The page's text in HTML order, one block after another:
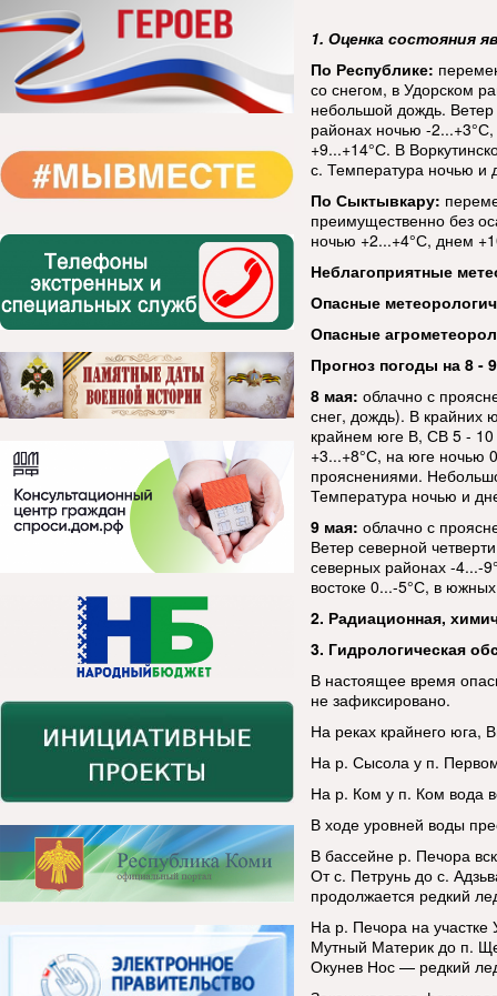
1. Оценка состояния
По Республике:
со снегом, в Удорском
небольшой дождь.
районах ночью -
+9...+14°С. В
с. Температура ночью и
По Сыктывкару:
преимущественно без
ночью +2...+4°С, днем
Неблагоприятные
Опасные
Опасные
Прогноз погоды на 8 -
8 мая: облачно с
снег, дождь). В
крайнем юге В, СВ 5 -
+3...+8°С, на юге ночью
прояснениями.
Температура ночью и
9 мая: облачно с
Ветер северной
северных районах -4...-
востоке 0...-5°С, в
2. Радиационная,
3. Гидрологическая
В настоящее время
не зафиксировано.
На реках крайнего юга,
На р. Сысола у п.
На р. Ком у п. Ком вода
В ходе уровней воды
В бассейне р. Печора
От с. Петрунь до с.
продолжается редкий
На р. Печора на
Мутный Материк до п.
Окунев Нос — редкий